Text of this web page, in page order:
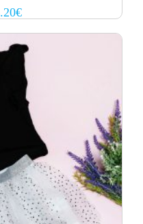
€Current
price